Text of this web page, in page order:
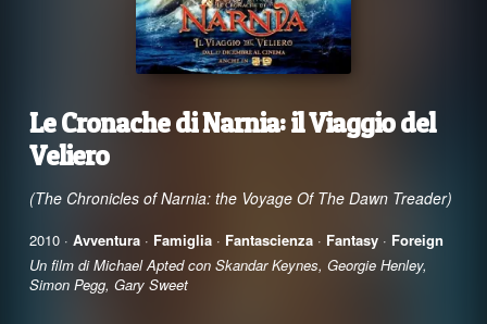
Le Cronache di Narnia: il Viaggio del
Veliero
(The Chronicles of Narnia: the Voyage Of The Dawn Treader)
2010 · Avventura· Famiglia· Fantascienza· Fantasy· Foreign
Un film di Michael Apted con Skandar Keynes, Georgie Henley,
Simon Pegg, Gary Sweet